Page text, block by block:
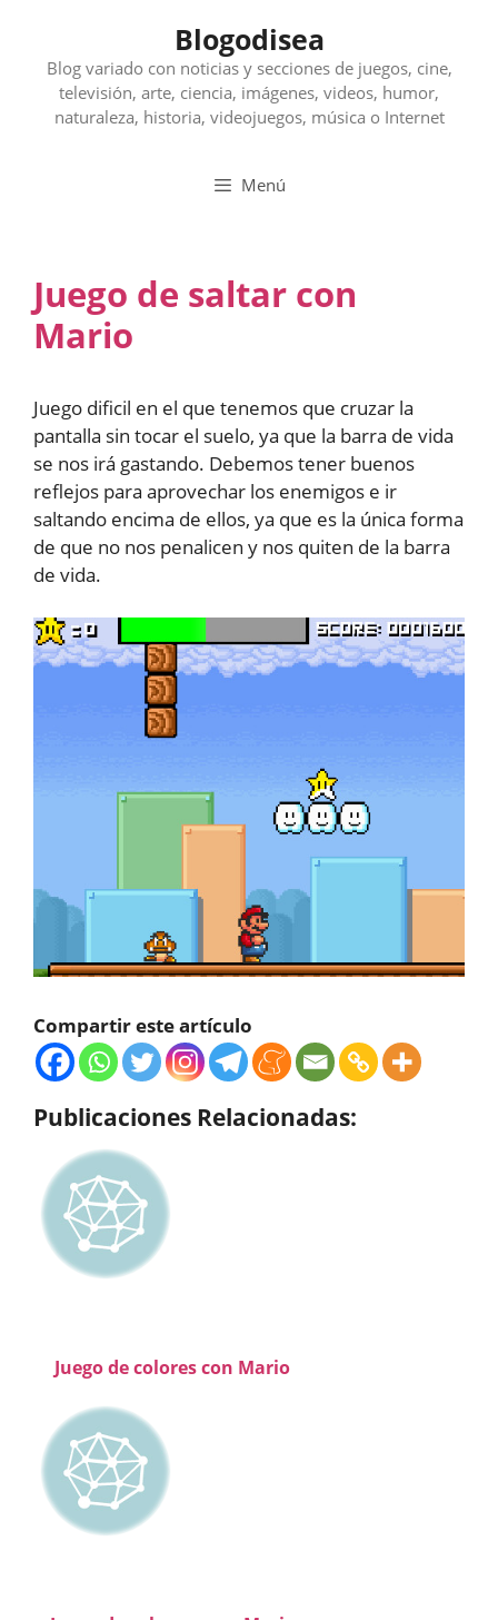
contenido
Blogodisea
Blog variado con noticias y secciones de juegos, cine,
televisión, arte, ciencia, imágenes, videos, humor,
naturaleza, historia, videojuegos, música o Internet
Menú
Juego de saltar con
Mario
Juego dificil en el que tenemos que cruzar la
pantalla sin tocar el suelo, ya que la barra de vida
se nos irá gastando. Debemos tener buenos
reflejos para aprovechar los enemigos e ir
saltando encima de ellos, ya que es la única forma
de que no nos penalicen y nos quiten de la barra
de vida.
Compartir este artículo
Publicaciones Relacionadas:
Juego de colores con Mario